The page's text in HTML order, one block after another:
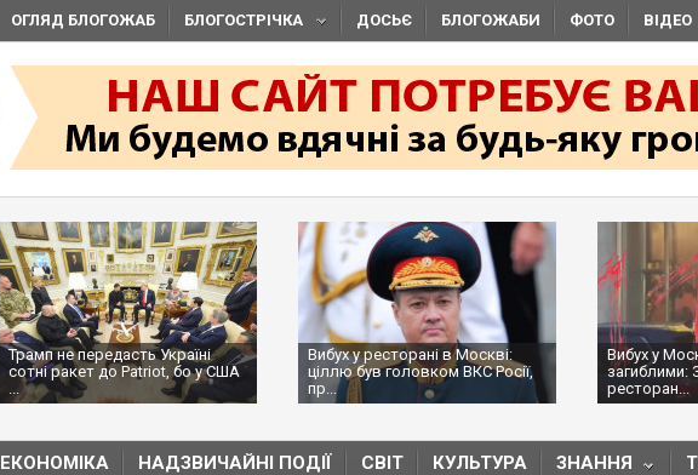
ОГЛЯД БЛОГОЖАБ БЛОГОСТРІЧКА ДОСЬЄ БЛОГОЖАБИ ФОТО ВІДЕО
Трамп не передасть Україні
сотні ракет до Patriot, бо у США
...
Вибух у ресторані в Москві:
ціллю був головком ВКС Росії,
пр...
Вибух у
загиблими:
ресторан...
ЕКОНОМІКА НАДЗВИЧАЙНІ ПОДІЇ СВІТ КУЛЬТУРА ЗНАННЯ